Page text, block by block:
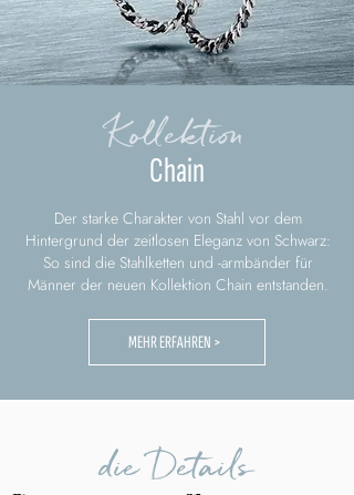
Kollektion
Chain
Der starke Charakter von Stahl vor dem
Hintergrund der zeitlosen Eleganz von Schwarz:
So sind die Stahlketten und -armbänder für
Männer der neuen Kollektion Chain entstanden.
MEHR ERFAHREN >
die Details